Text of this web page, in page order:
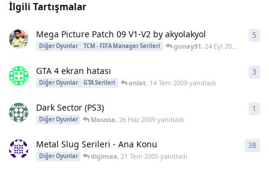
İlgili Tartışmalar
Mega Picture Patch 09 V1-V2 by akyolakyol
Diğer Oyunlar TCM - FIFA Manager Serileri gunay91, 24 Eyl 2009
5
GTA 4 ekran hatası
Diğer Oyunlar GTA Serileri onlat, 14 Tem 2009yanıtladı
3
Dark Sector (PS3)
Diğer Oyunlar Moussa,26 Haz 2009 yanıtladı
1
Metal Slug Serileri - Ana Konu
Diğer Oyunlar digimax,21 Tem 2005 yanıtladı
38